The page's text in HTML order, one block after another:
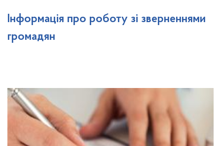
Інформація про роботу зі зверненнями
громадян